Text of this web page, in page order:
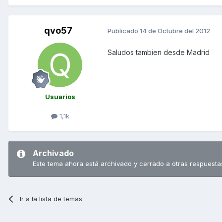
qvo57
Usuarios
1,1k
Publicado 14 de Octubre del 2012
Saludos tambien desde Madrid
Archivado
Este tema ahora está archivado y cerrado a otras
Ir a la lista de temas